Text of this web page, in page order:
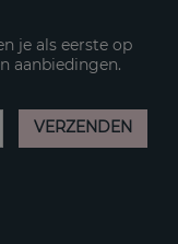
je als eerste op
aanbiedingen.
VERZENDEN